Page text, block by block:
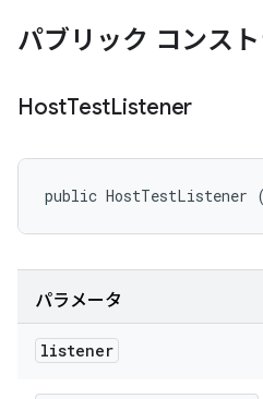
パブリック コンス
HostTestListener
public HostTestListener (
パラメータ
listener